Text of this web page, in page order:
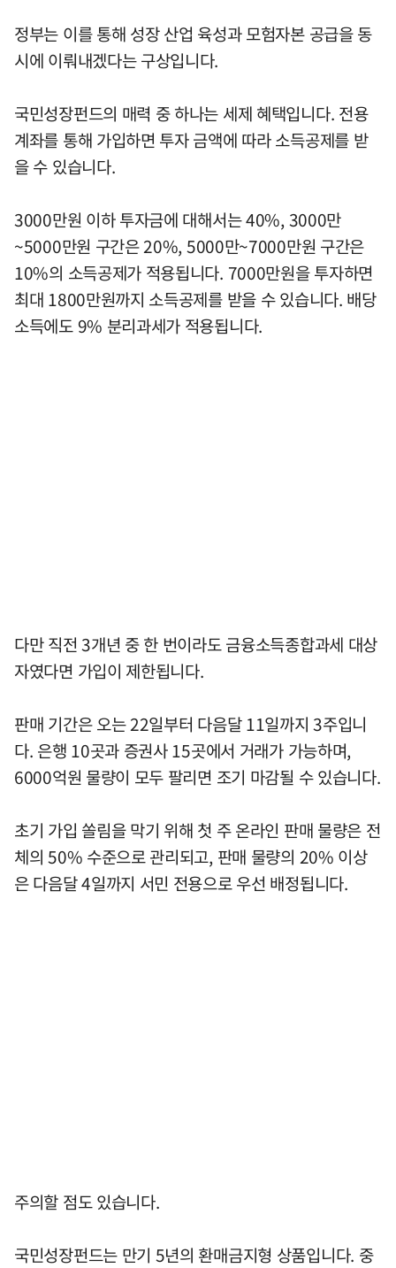
정부는 이를 통해 성장 산업 육성과 모험자본 공급을 동
시에 이뤄내겠다는 구상입니다.
국민성장펀드의 매력 중 하나는 세제 혜택입니다. 전용
계좌를 통해 가입하면 투자 금액에 따라 소득공제를 받
을 수 있습니다.
3000만원 이하 투자금에 대해서는 40%, 3000만
~5000만원 구간은 20%, 5000만~7000만원 구간은
10%의 소득공제가 적용됩니다. 7000만원을 투자하면
최대 1800만원까지 소득공제를 받을 수 있습니다. 배당
소득에도 9% 분리과세가 적용됩니다.
다만 직전 3개년 중 한 번이라도 금융소득종합과세 대상
자였다면 가입이 제한됩니다.
판매 기간은 오는 22일부터 다음달 11일까지 3주입니
다. 은행 10곳과 증권사 15곳에서 거래가 가능하며,
6000억원 물량이 모두 팔리면 조기 마감될 수 있습니다.
초기 가입 쏠림을 막기 위해 첫 주 온라인 판매 물량은 전
체의 50% 수준으로 관리되고, 판매 물량의 20% 이상
은 다음달 4일까지 서민 전용으로 우선 배정됩니다.
주의할 점도 있습니다.
국민성장펀드는 만기 5년의 환매금지형 상품입니다. 중